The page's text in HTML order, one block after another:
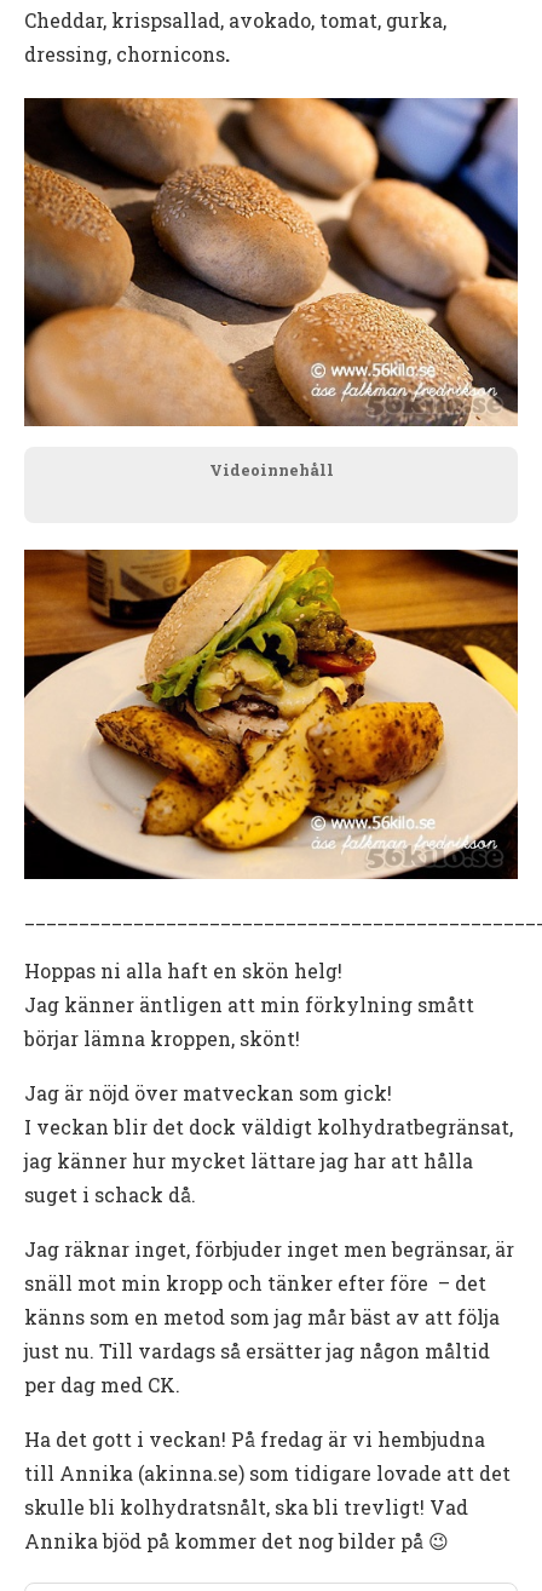
Cheddar, krispsallad, avokado, tomat, gurka,
dressing, chornicons.
Videoinnehåll
Hoppas ni alla haft en skön helg!
Jag känner äntligen att min förkylning smått
börjar lämna kroppen, skönt!
Jag är nöjd över matveckan som gick!
I veckan blir det dock väldigt kolhydratbegränsat,
jag känner hur mycket lättare jag har att hålla
suget i schack då.
Jag räknar inget, förbjuder inget men begränsar, är
snäll mot min kropp och tänker efter före – det
känns som en metod som jag mår bäst av att följa
just nu. Till vardags så ersätter jag någon måltid
per dag med CK.
Ha det gott i veckan! På fredag är vi hembjudna
till Annika (akinna.se) som tidigare lovade att det
skulle bli kolhydratsnålt, ska bli trevligt! Vad
Annika bjöd på kommer det nog bilder på 😉